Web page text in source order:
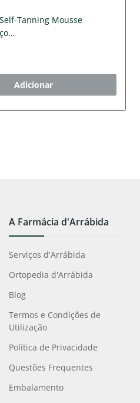
Tanning Mousse
Adicionar
A Farmácia d'Arrábida
Serviços d'Arrábida
Ortopedia d'Arrábida
Blog
Termos e Condições de
Utilização
Política de Privacidade
Questões Frequentes
Embalamento